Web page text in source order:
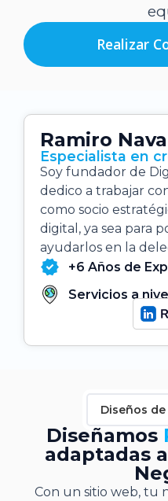
Realizar
Ramiro
Especialista en
Soy fundador de
dedico a trabajar
como socio
digital, ya sea para
ayudarlos en la
+6 Años de
Servicios a
Diseños
Diseñamos
adaptadas
Con un sitio web, tu